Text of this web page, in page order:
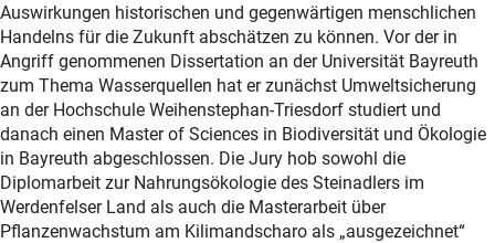
Auswirkungen historischen und gegenwärtigen menschlichen
Handelns für die Zukunft abschätzen zu können. Vor der in
Angriff genommenen Dissertation an der Universität Bayreuth
zum Thema Wasserquellen hat er zunächst Umweltsicherung
an der Hochschule Weihenstephan-Triesdorf studiert und
danach einen Master of Sciences in Biodiversität und Ökologie
in Bayreuth abgeschlossen. Die Jury hob sowohl die
Diplomarbeit zur Nahrungsökologie des Steinadlers im
Werdenfelser Land als auch die Masterarbeit über
Pflanzenwachstum am Kilimandscharo als „ausgezeichnet“